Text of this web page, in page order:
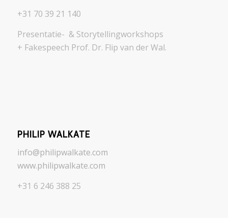
+31 70 39 21 140
Presentatie- & Storytellingworkshops
+ Fakespeech Prof. Dr. Flip van der Wal.
PHILIP WALKATE
info@philipwalkate.com
www.philipwalkate.com
+31 6 246 388 25